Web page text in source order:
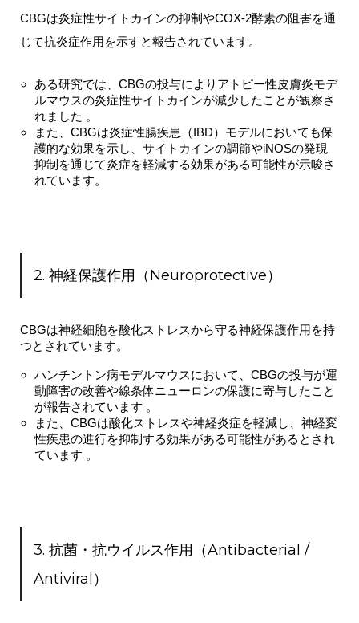
CBGは炎症性サイトカインの抑制やCOX-2酵素の阻害を通
じて抗炎症作用を示すと報告されています。
ある研究では、CBGの投与によりアトピー性皮膚炎モデ
ルマウスの炎症性サイトカインが減少したことが観察さ
れました 。
また、CBGは炎症性腸疾患（IBD）モデルにおいても保
護的な効果を示し、サイトカインの調節やiNOSの発現
抑制を通じて炎症を軽減する効果がある可能性が示唆さ
れています。
2. 神経保護作用（Neuroprotective）
CBGは神経細胞を酸化ストレスから守る神経保護作用を持
つとされています。
ハンチントン病モデルマウスにおいて、CBGの投与が運
動障害の改善や線条体ニューロンの保護に寄与したこと
が報告されています 。
また、CBGは酸化ストレスや神経炎症を軽減し、神経変
性疾患の進行を抑制する効果がある可能性があるとされ
ています 。
3. 抗菌・抗ウイルス作用（Antibacterial /
Antiviral）